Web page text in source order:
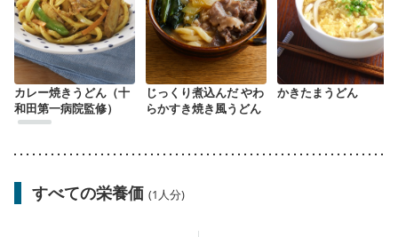
カレー焼きうどん（十
和田第一病院監修）
じっくり煮込んだ やわ
らかすき焼き風うどん
かきたまうどん
すべての栄養価 (1人分)